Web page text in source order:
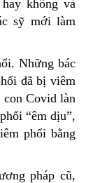
không và
sỹ mới làm
Những bác
đã bị viêm
con Covid làn
“êm dịu”,
phổi bằng
pháp cũ,